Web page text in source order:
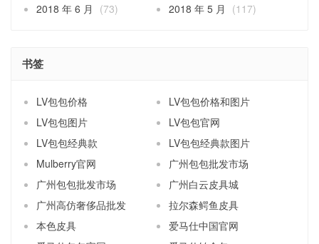
2018 年 6 月
(73) 2018 年 5 月 (117)
书签
LV包包价格
LV包包价格和图片
LV包包图片
LV包包官网
LV包包经典款
LV包包经典款图片
Mulberry官网
广州包包批发市场
广州包包批发市场
广州白云皮具城
广州高仿奢侈品批发
拉尔森鳄鱼皮具
本色皮具
爱马仕中国官网